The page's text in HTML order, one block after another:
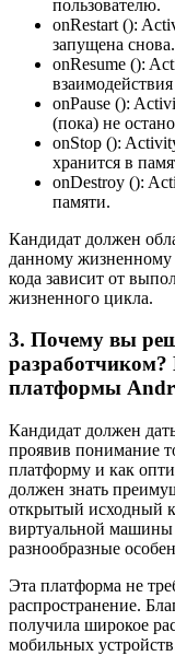
пользователю.
onRestart ():
запущена снова.
onResume ():
onPause ():
(пока) не
onStop ():
хранится в
onDestroy ():
памяти.
Кандидат должен
данному жизненному
кода зависит от
жизненного цикла.
3. Почему вы
разработчиком?
платформы
Кандидат должен
проявив понимание
платформу и как
должен знать
открытый исходный
виртуальной
разнообразные
Эта платформа не
распространение.
получила широкое
мобильных